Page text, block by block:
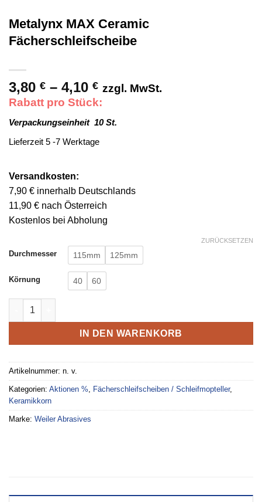
Metalynx MAX Ceramic
Fächerschleifscheibe
3,80 € – 4,10 € Preisspanne:
3,80 €
bis
4,10 €
zzgl. MwSt.
Rabatt pro Stück:
Verpackungseinheit 10 St.
Lieferzeit 5 -7 Werktage
Versandkosten:
7,90 € innerhalb Deutschlands
11,90 € nach Österreich
Kostenlos bei Abholung
Durchmesser 115mm 125mm
Körnung 40 60
ZURÜCKSETZEN
Metalynx MAX Ceramic Fächerschleifscheibe Menge
IN DEN WARENKORB
Artikelnummer: n. v.
Kategorien: Aktionen % Fächerschleifscheiben / Schleifmopteller,
Keramikkorn
Marke: Weiler Abrasives